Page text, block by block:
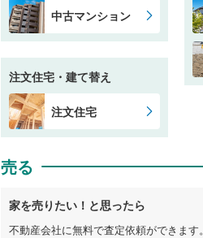
中古マンション
注文住宅・建て替え
注文住宅
売る
家を売りたい！と思ったら
不動産会社に無料で査定依頼ができます。